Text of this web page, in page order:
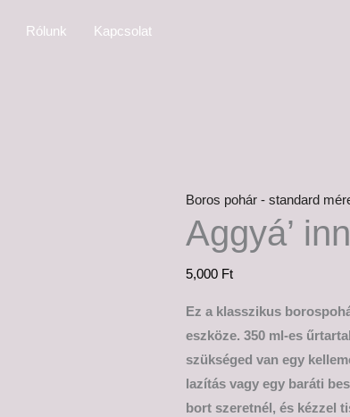
Rólunk Kapcsolat
Boros pohár - standard
Aggyá’
5,000 Ft
Ez a klasszikus
eszköze. 350 ml-es
szükséged van egy
lazítás vagy egy baráti
bort szeretnél, és kézzel